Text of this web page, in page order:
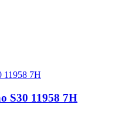
S30 11958 7H